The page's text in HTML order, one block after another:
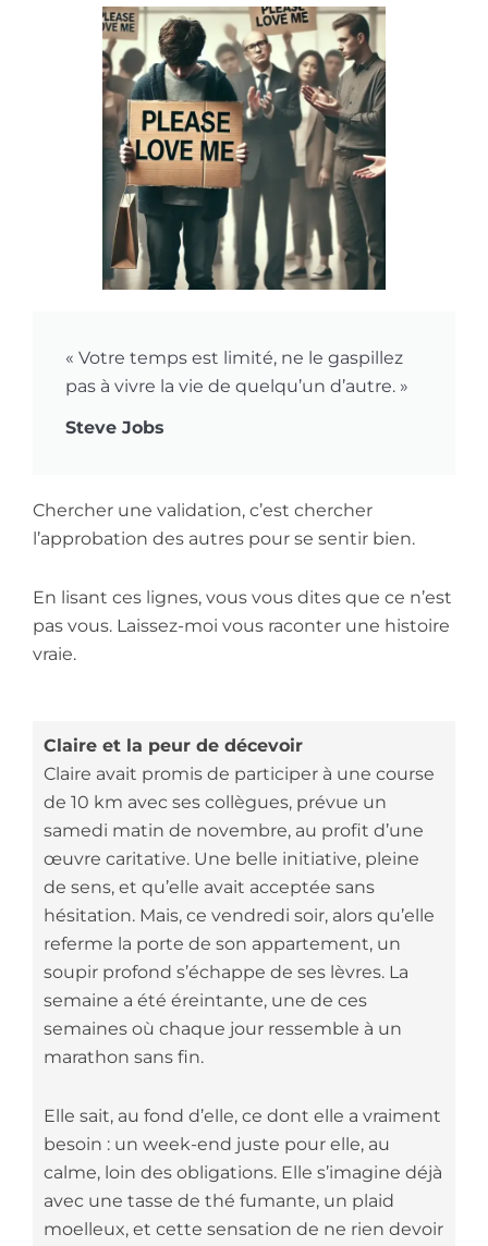
« Votre temps est limité, ne le gaspillez
pas à vivre la vie de quelqu’un d’autre. »
Steve Jobs
Chercher une validation, c’est chercher
l’approbation des autres pour se sentir bien.
En lisant ces lignes, vous vous dites que ce n’est
pas vous. Laissez-moi vous raconter une histoire
vraie.
Claire et la peur de décevoir
Claire avait promis de participer à une course
de 10 km avec ses collègues, prévue un
samedi matin de novembre, au profit d’une
œuvre caritative. Une belle initiative, pleine
de sens, et qu’elle avait acceptée sans
hésitation. Mais, ce vendredi soir, alors qu’elle
referme la porte de son appartement, un
soupir profond s’échappe de ses lèvres. La
semaine a été éreintante, une de ces
semaines où chaque jour ressemble à un
marathon sans fin.
Elle sait, au fond d’elle, ce dont elle a vraiment
besoin : un week-end juste pour elle, au
calme, loin des obligations. Elle s’imagine déjà
avec une tasse de thé fumante, un plaid
moelleux, et cette sensation de ne rien devoir